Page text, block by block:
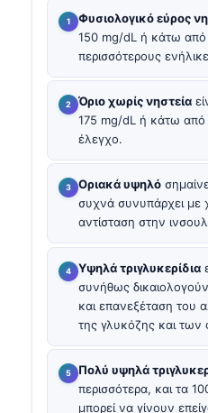
Φυσιολογικό εύρος
150 mg/dL ή κάτω από
περισσότερους
Όριο χωρίς νηστεία
175 mg/dL ή κάτω από
έλεγχο.
Οριακά υψηλό
συχνά συνυπάρχει με
αντίσταση στην
Υψηλά τριγλυκερίδια
συνήθως
και επανεξέταση του
της γλυκόζης και
Πολύ υψηλά
περισσότερα, και τα
μπορεί να γίνουν